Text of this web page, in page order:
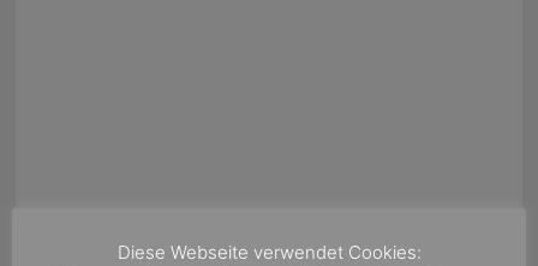
Diese Webseite verwendet Cookies: